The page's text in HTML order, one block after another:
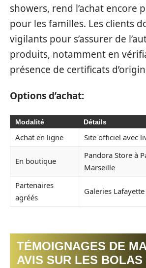
showers, rend l’achat encore
pour les familles. Les clients
vigilants pour s’assurer de
produits, notamment en
présence de certificats
Options d’achat:
Modalité Détails
Achat en ligne Site officiel avec
En boutique
Pandora Store à
Marseille
Partenaires
agréés
Galeries
TÉMOIGNAGES DE
AVIS SUR LES BOLAS